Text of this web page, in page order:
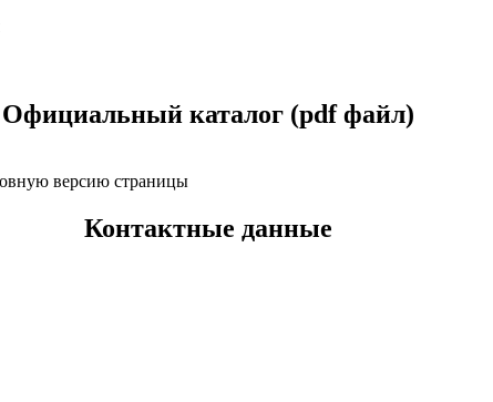
Официальный каталог (pdf файл)
версию страницы
Контактные данные